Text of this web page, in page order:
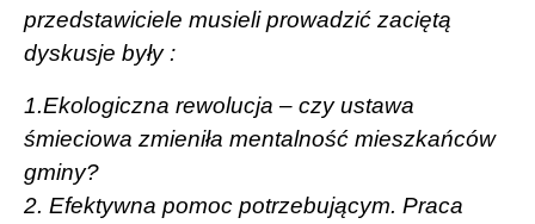
przedstawiciele musieli prowadzić zaciętą
dyskusje były :
1.Ekologiczna rewolucja – czy ustawa
śmieciowa zmieniła mentalność mieszkańców
gminy?
2. Efektywna pomoc potrzebującym. Praca